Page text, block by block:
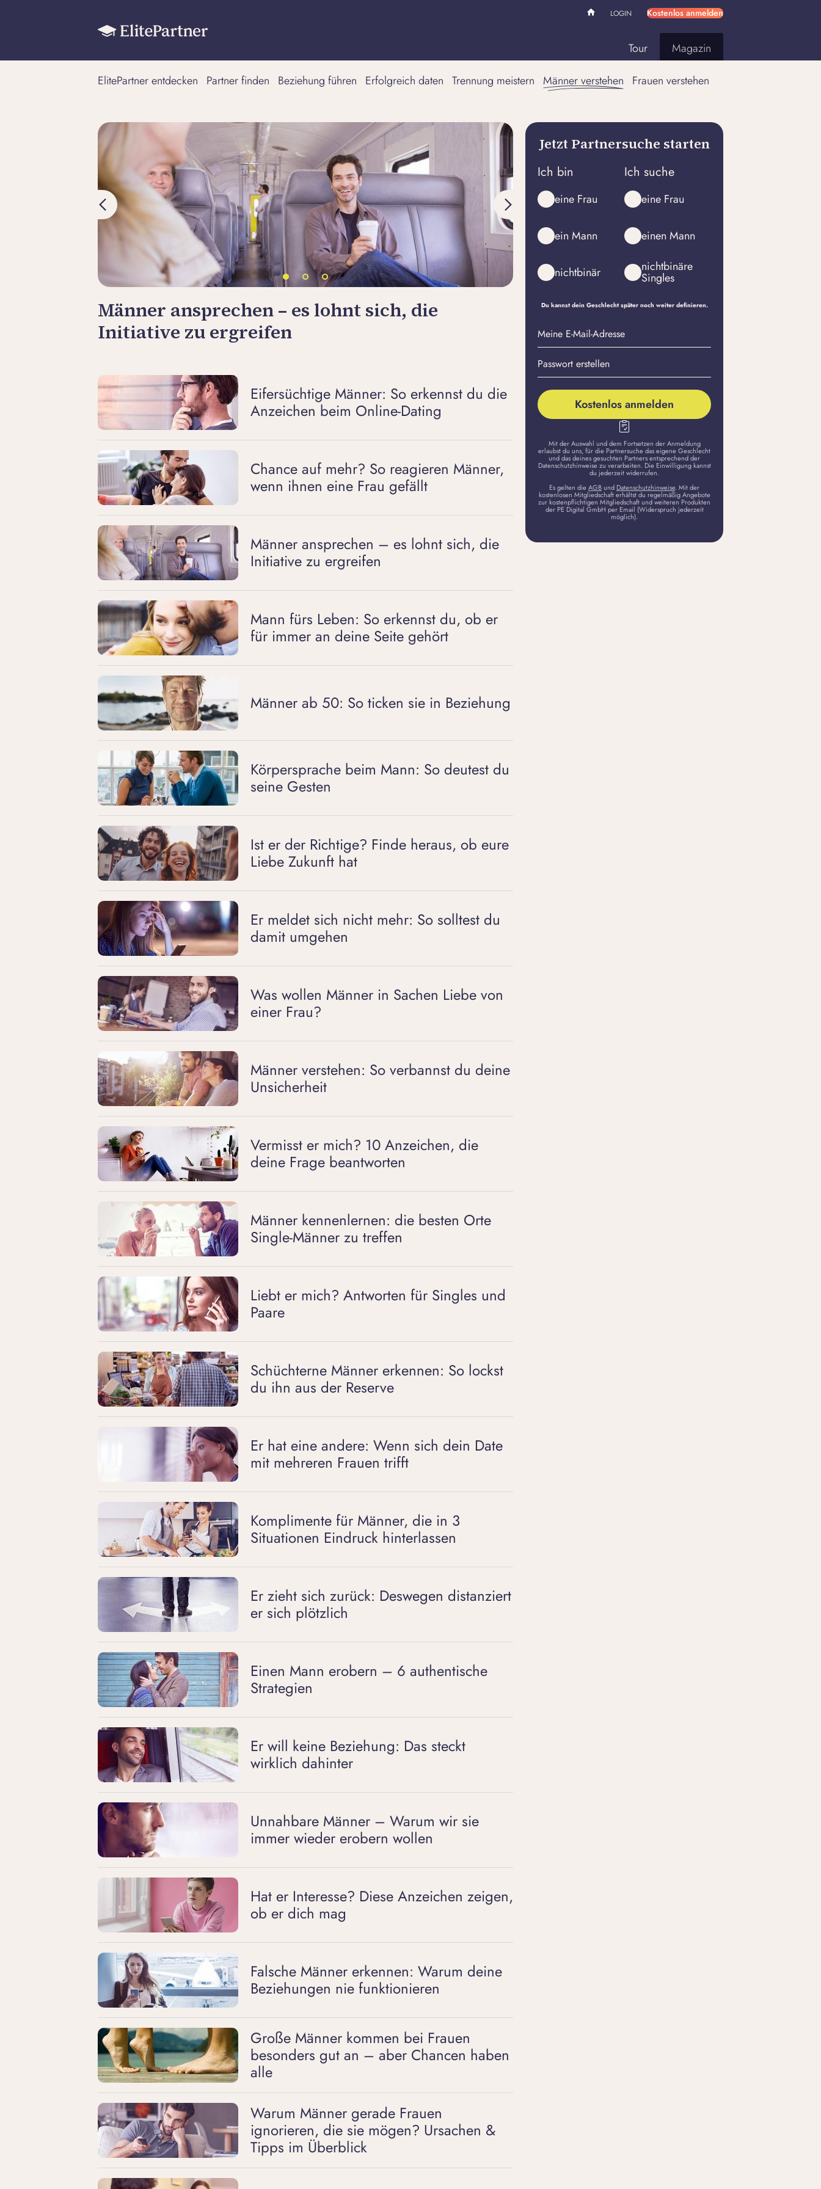
LOGIN Kostenlos anmelden
Tour Magazin
ElitePartner entdecken Partner finden Beziehung führen Erfolgreich daten Trennung meistern Männer verstehen Frauen verstehen
Männer ansprechen – es lohnt sich, die
Initiative zu ergreifen
Hat er Interesse? Diese
dich mag
Eifersüchtige Männer: So erkennst du die
Anzeichen beim Online-Dating
Chance auf mehr? So reagieren Männer,
wenn ihnen eine Frau gefällt
Männer ansprechen – es lohnt sich, die
Initiative zu ergreifen
Mann fürs Leben: So erkennst du, ob er
für immer an deine Seite gehört
Männer ab 50: So ticken sie in Beziehung
Körpersprache beim Mann: So deutest du
seine Gesten
Ist er der Richtige? Finde heraus, ob eure
Liebe Zukunft hat
Er meldet sich nicht mehr: So solltest du
damit umgehen
Was wollen Männer in Sachen Liebe von
einer Frau?
Männer verstehen: So verbannst du deine
Unsicherheit
Vermisst er mich? 10 Anzeichen, die
deine Frage beantworten
Männer kennenlernen: die besten Orte
Single-Männer zu treffen
Liebt er mich? Antworten für Singles und
Paare
Schüchterne Männer erkennen: So lockst
du ihn aus der Reserve
Er hat eine andere: Wenn sich dein Date
mit mehreren Frauen trifft
Komplimente für Männer, die in 3
Situationen Eindruck hinterlassen
Er zieht sich zurück: Deswegen distanziert
er sich plötzlich
Einen Mann erobern – 6 authentische
Strategien
Er will keine Beziehung: Das steckt
wirklich dahinter
Unnahbare Männer – Warum wir sie
immer wieder erobern wollen
Hat er Interesse? Diese Anzeichen zeigen,
ob er dich mag
Falsche Männer erkennen: Warum deine
Beziehungen nie funktionieren
Große Männer kommen bei Frauen
besonders gut an – aber Chancen haben
alle
Warum Männer gerade Frauen
ignorieren, die sie mögen? Ursachen &
Tipps im Überblick
Jetzt Partnersuche starten
Ich bin
eine Frau
ein Mann
nichtbinär
Ich suche
eine Frau
einen Mann
nichtbinäre
Singles
Du kannst dein Geschlecht später noch weiter definieren.
Meine
E-
Mail-
Adresse
Passwort
erstellen
Kostenlos anmelden
Mit der Auswahl und dem Fortsetzen der Anmeldung
erlaubst du uns, für die Partnersuche das eigene Geschlecht
und das deines gesuchten Partners entsprechend der
Datenschutzhinweise zu verarbeiten. Die Einwilligung kannst
du jederzeit widerrufen.
Es gelten dieAGBund Datenschutzhinweise. Mit der
kostenlosen Mitgliedschaft erhältst du regelmäßig Angebote
zur kostenpflichtigen Mitgliedschaft und weiteren Produkten
der PE Digital GmbH per Email (Widerspruch jederzeit
möglich).